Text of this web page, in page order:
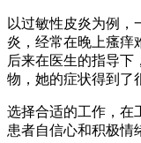
以过敏性皮炎为例，
炎，经常在晚上瘙痒
后来在医生的指导下
物，她的症状得到了
选择合适的工作，在
患者自信心和积极情